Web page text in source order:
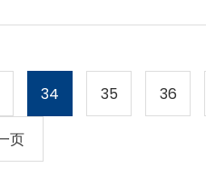
34 35 36
页